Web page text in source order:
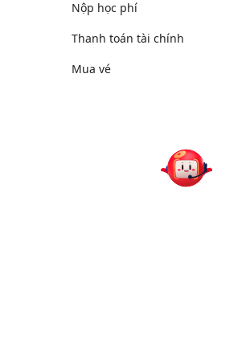
Nộp học phí
Thanh toán tài chính
Mua vé